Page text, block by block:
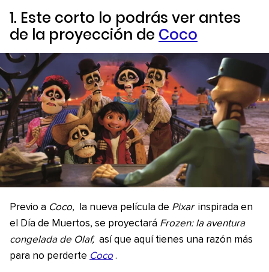
1. Este corto lo podrás ver antes
de la proyección de Coco
Previo a Coco, la nueva película de Pixar inspirada en
el Día de Muertos, se proyectará Frozen: la aventura
congelada de Olaf, así que aquí tienes una razón más
para no perderte Coco .